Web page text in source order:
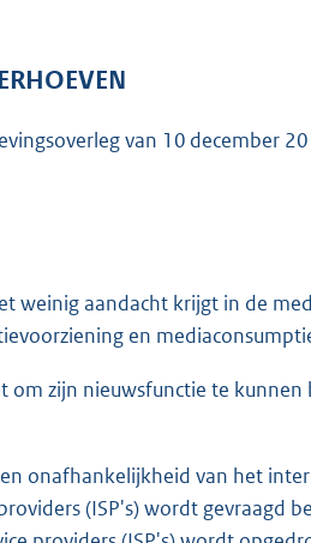
o
o
b
van 10 december
weinig aandacht krijgt in de
en
zijn nieuwsfunctie te
onafhankelijkheid van het
(ISP's) wordt gevraagd